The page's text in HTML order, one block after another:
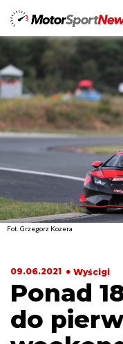
Fot. Grzegorz Kozera
09.06.2021 Wyścigi
Ponad
do